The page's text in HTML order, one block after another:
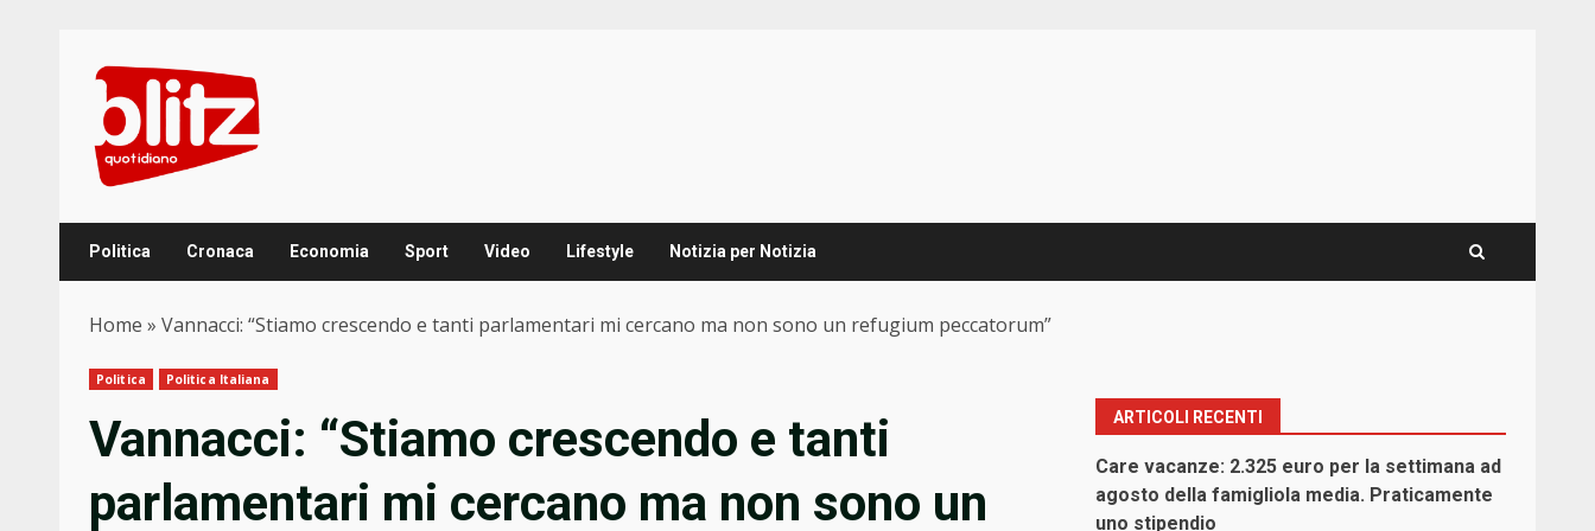
content
Politica Cronaca Economia Sport Video Lifestyle Notizia per Notizia
Home » Vannacci: “Stiamo crescendo e tanti parlamentari mi cercano ma non sono un refugium peccatorum”
Politica Politica Italiana
Vannacci: “Stiamo crescendo e tanti
parlamentari mi cercano ma non sono un
ARTICOLI RECENTI
Care vacanze: 2.325 euro per la settimana ad
agosto della famigliola media. Praticamente
uno stipendio